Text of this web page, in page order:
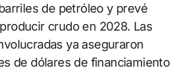
de petróleo y prevé
crudo en 2028. Las
ya aseguraron
de dólares de financiamiento